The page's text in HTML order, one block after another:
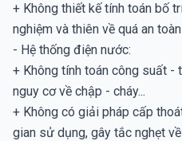
+ Không thiết kế tính toán bố
nghiệm và thiên về quá an
- Hệ thống điện nước:
+ Không tính toán công suất -
nguy cơ về chập - cháy...
+ Không có giải pháp cấp
gian sử dụng, gây tắc nghẹt